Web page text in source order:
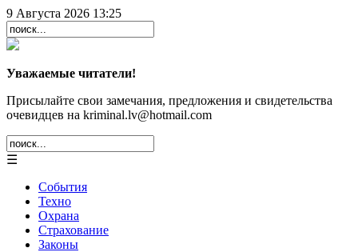
9 Августа 2026 13:25
Уважаемые читатели!
Присылайте свои замечания, предложения и свидетельства
очевидцев на kriminal.lv@hotmail.com
☰
События
Техно
Охрана
Страхование
Законы